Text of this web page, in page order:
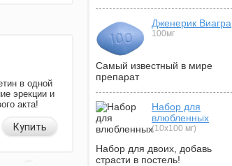
в одной
эрекции и
акта!
Купить
Дженерик Виагра
100мг
Самый известный в мире
препарат
Набор для
влюбленных
(10х100 мг)
Набор для двоих, добавь
страсти в постель!